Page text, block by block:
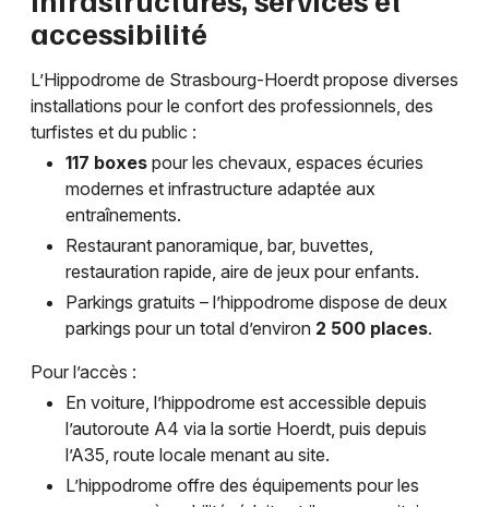
accessibilité
L’Hippodrome de Strasbourg-Hoerdt propose diverses
installations pour le confort des professionnels, des
turfistes et du public :
117 boxes pour les chevaux, espaces écuries
modernes et infrastructure adaptée aux
entraînements.
Restaurant panoramique, bar, buvettes,
restauration rapide, aire de jeux pour enfants.
Parkings gratuits – l’hippodrome dispose de deux
parkings pour un total d’environ 2 500 places.
Pour l’accès :
En voiture, l’hippodrome est accessible depuis
l’autoroute A4 via la sortie Hoerdt, puis depuis
l’A35, route locale menant au site.
L’hippodrome offre des équipements pour les